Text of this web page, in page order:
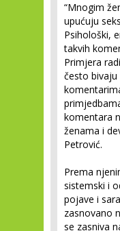
“Mnogim
upućuju
Psihološki,
takvih
Primjera
često bivaju
komentara
ženama i
Petrović.
Prema
sistemski i
pojave i
zasnovano
se zasniva